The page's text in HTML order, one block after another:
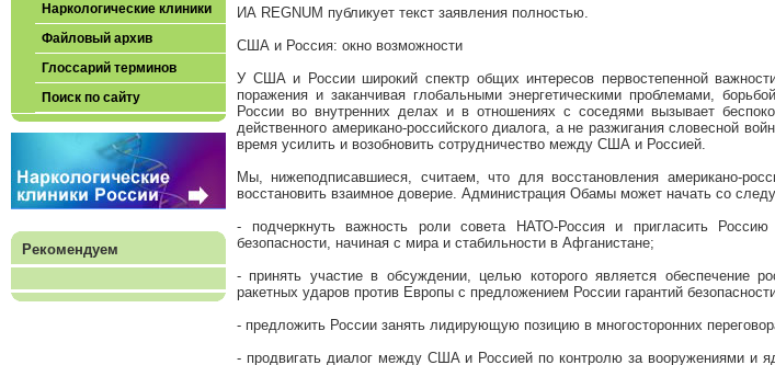
Наркологические клиники
Файловый архив
Глоссарий терминов
Поиск по сайту
Рекомендуем
ИА REGNUM публикует текст заявления полностью.
США и Россия: окно возможности
У США и России широкий спектр общих интересов первостепенной
поражения и заканчивая глобальными энергетическими проблемами,
России во внутренних делах и в отношениях с соседями вызывает
действенного американо-российского диалога, а не разжигания словесной
время усилить и возобновить сотрудничество между США и Россией.
Мы, нижеподписавшиеся, считаем, что для восстановления американо-
восстановить взаимное доверие. Администрация Обамы может начать со
- подчеркнуть важность роли совета НАТО-Россия и пригласить
безопасности, начиная с мира и стабильности в Афганистане;
- принять участие в обсуждении, целью которого является обеспечение
ракетных ударов против Европы с предложением России гарантий
- предложить России занять лидирующую позицию в многосторонних
- продвигать диалог между США и Россией по контролю за вооружениями и